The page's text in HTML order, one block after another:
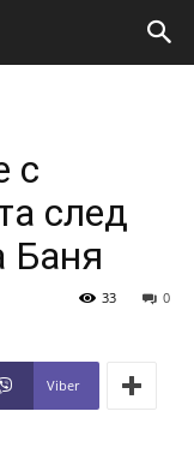
с
след
Баня
0
33
Viber